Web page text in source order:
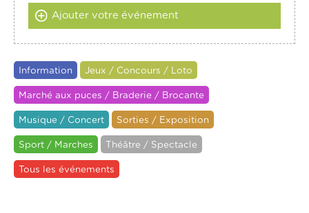
Ajouter votre événement
Information Jeux / Concours / Loto
Marché aux puces / Braderie / Brocante
Musique / Concert Sorties / Exposition
Sport / Marches Théâtre / Spectacle
Tous les événements